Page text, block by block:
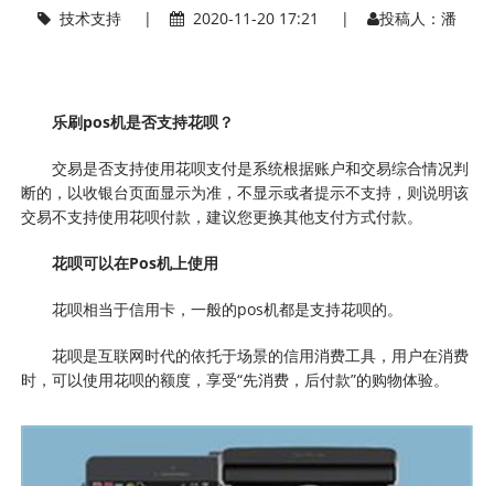
技术支持| 2020-11-20 17:21 | 投稿人：潘
乐刷pos机是否支持花呗？
交易是否支持使用花呗支付是系统根据账户和交易综合情况判
断的，以收银台页面显示为准，不显示或者提示不支持，则说明该
交易不支持使用花呗付款，建议您更换其他支付方式付款。
花呗可以在Pos机上使用
花呗相当于信用卡，一般的pos机都是支持花呗的。
花呗是互联网时代的依托于场景的信用消费工具，用户在消费
时，可以使用花呗的额度，享受“先消费，后付款”的购物体验。